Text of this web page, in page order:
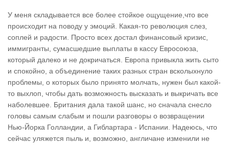
У меня складывается все более стойкое ощущение,что все
происходит на поводу у эмоций. Какая-то революция слез,
соплей и радости. Просто всех достал финансовый кризис,
иммигранты, сумасшедшие выплаты в кассу Евросоюза,
который далеко и не докричаться. Европа привыкла жить сыто
и спокойно, а объединение таких разных стран всколыхнуло
проблемы, о которых было принято молчать, нужен был какой-
то выхлоп, чтобы дать возможность высказать и выкричать все
наболевшее. Британия дала такой шанс, но сначала снесло
головы самым слабым и пошли разговоры о возвращении
Нью-Йорка Голландии, а Гиблартара - Испании. Надеюсь, что
сейчас уляжется пыль и, возможно, англичане изменили не